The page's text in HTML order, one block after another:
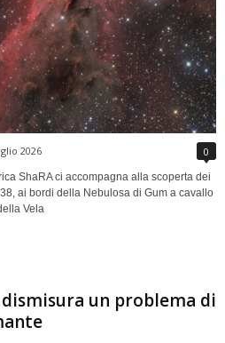
2026 0
ShaRA ci accompagna alla scoperta dei
ai bordi della Nebulosa di Gum a cavallo
Vela
un problema di